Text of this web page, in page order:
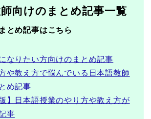
師向けのまとめ記事一覧
とめ記事はこちら
なりたい方向けのまとめ記事
や教え方で悩んでいる日本語教師
め記事
】日本語授業のやり方や教え方が
事